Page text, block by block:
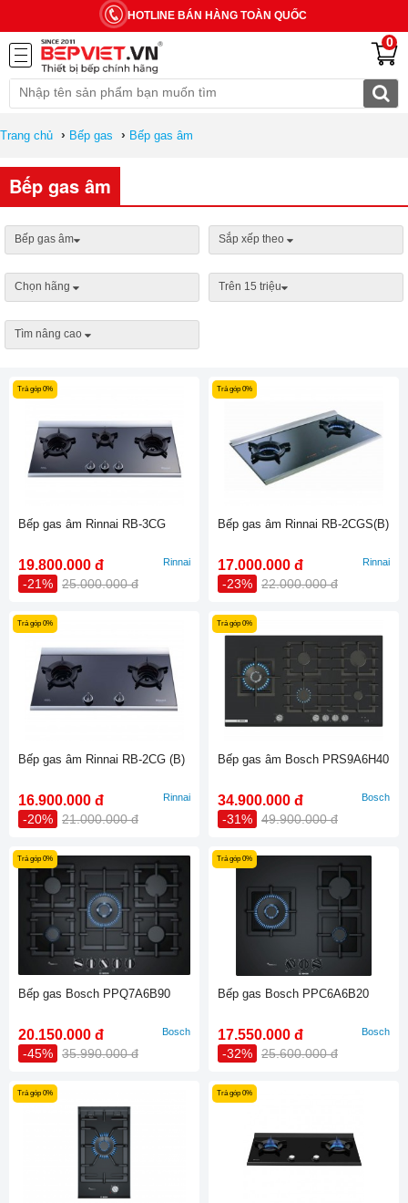
HOTLINE BÁN HÀNG TOÀN QUỐC
0
Trang chủ › Bếp gas › Bếp gas âm
Bếp gas âm
Bếp gas âm Sắp xếp theo
Chọn hãng Trên 15 triệu
Tìm nâng cao
Trả góp 0%
Bếp gas âm Rinnai RB-3CG
19.800.000 đ
-21% 25.000.000 đ
Rinnai
Trả góp 0%
Bếp gas âm Rinnai RB-2CGS(B)
17.000.000 đ
-23% 22.000.000 đ
Rinnai
Trả góp 0%
Bếp gas âm Rinnai RB-2CG (B)
16.900.000 đ
-20% 21.000.000 đ
Rinnai
Trả góp 0%
Bếp gas âm Bosch PRS9A6H40
34.900.000 đ
-31% 49.900.000 đ
Bosch
Trả góp 0%
Bếp gas Bosch PPQ7A6B90
20.150.000 đ
-45% 35.990.000 đ
Bosch
Trả góp 0%
Bếp gas Bosch PPC6A6B20
17.550.000 đ
-32% 25.600.000 đ
Bosch
Trả góp 0% Trả góp 0%